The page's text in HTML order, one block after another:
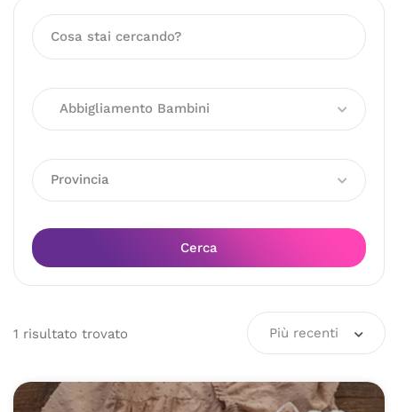
Abbigliamento Bambini
Provincia
Cerca
1 risultato trovato Più recenti